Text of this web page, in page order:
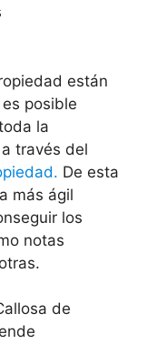
están
posible
la
través del
De esta
más ágil
los
notas
de